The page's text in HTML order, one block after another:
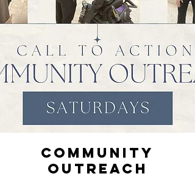
Community
Outreach